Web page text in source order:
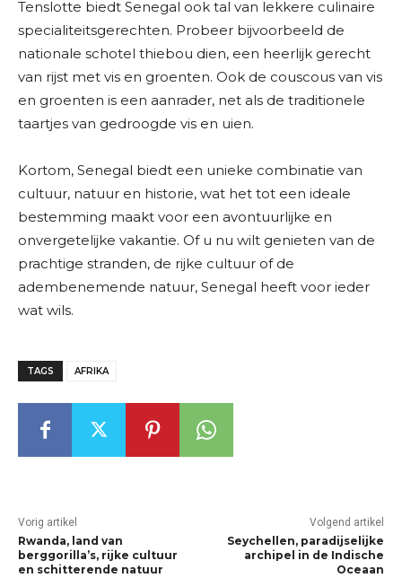
Tenslotte biedt Senegal ook tal van lekkere culinaire
specialiteitsgerechten. Probeer bijvoorbeeld de
nationale schotel thiebou dien, een heerlijk gerecht
van rijst met vis en groenten. Ook de couscous van vis
en groenten is een aanrader, net als de traditionele
taartjes van gedroogde vis en uien.
Kortom, Senegal biedt een unieke combinatie van
cultuur, natuur en historie, wat het tot een ideale
bestemming maakt voor een avontuurlijke en
onvergetelijke vakantie. Of u nu wilt genieten van de
prachtige stranden, de rijke cultuur of de
adembenemende natuur, Senegal heeft voor ieder
wat wils.
TAGS AFRIKA
Vorig artikel
Rwanda, land van
berggorilla’s, rijke cultuur
en schitterende natuur
Volgend artikel
Seychellen, paradijselijke
archipel in de Indische
Oceaan